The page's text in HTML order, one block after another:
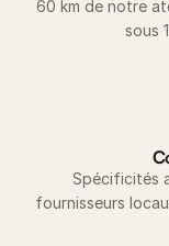
60 km de notre
sous
Spécificités
fournisseurs